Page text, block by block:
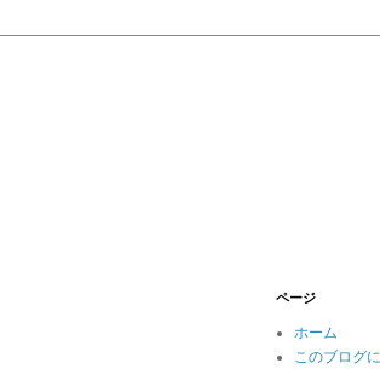
ページ
ホーム
このブログ